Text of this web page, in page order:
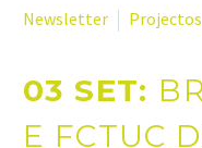
Newsletter
Projectos
03 SET:
E FCTUC